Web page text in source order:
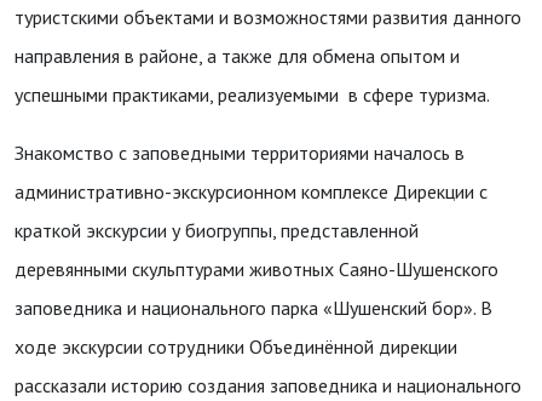
туристскими объектами и возможностями развития данного
направления в районе, а также для обмена опытом и
успешными практиками, реализуемыми в сфере туризма.
Знакомство с заповедными территориями началось в
административно-экскурсионном комплексе Дирекции с
краткой экскурсии у биогруппы, представленной
деревянными скульптурами животных Саяно-Шушенского
заповедника и национального парка «Шушенский бор». В
ходе экскурсии сотрудники Объединённой дирекции
рассказали историю создания заповедника и национального